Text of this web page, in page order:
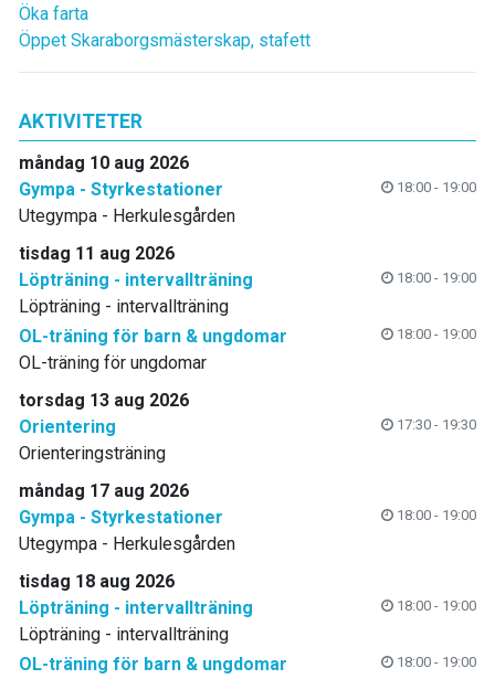
Öka farta
Öppet Skaraborgsmästerskap, stafett
AKTIVITETER
måndag 10 aug 2026
Gympa - Styrkestationer
18:00 - 19:00
Utegympa - Herkulesgården
tisdag 11 aug 2026
Löpträning - intervallträning
18:00 - 19:00
Löpträning - intervallträning
OL-träning för barn & ungdomar
18:00 - 19:00
OL-träning för ungdomar
torsdag 13 aug 2026
Orientering
17:30 - 19:30
Orienteringsträning
måndag 17 aug 2026
Gympa - Styrkestationer
18:00 - 19:00
Utegympa - Herkulesgården
tisdag 18 aug 2026
Löpträning - intervallträning
18:00 - 19:00
Löpträning - intervallträning
OL-träning för barn & ungdomar
18:00 - 19:00